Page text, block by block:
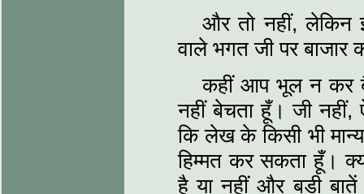
और तो नहीं, लेकिन
वाले भगत जी पर
कहीं आप भूल न कर
नहीं बेचता हूँ। जी नहीं,
कि लेख के किसी भी
हिम्मत कर सकता हूँ।
है या नहीं और बड़ी